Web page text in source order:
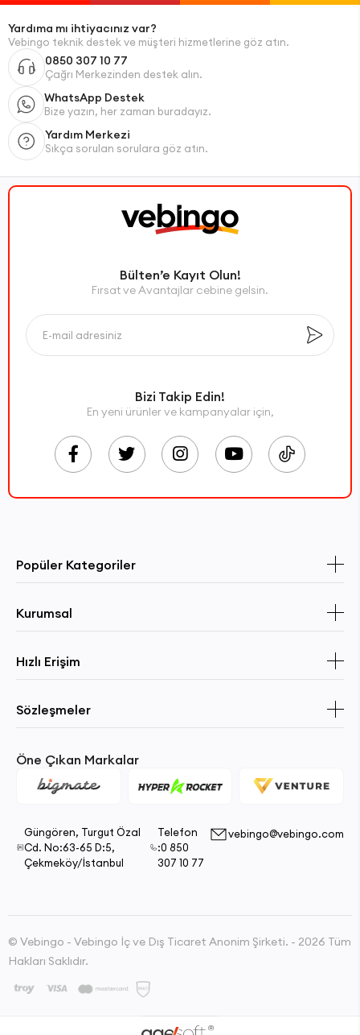
Yardıma mı ihtiyacınız var?
Vebingo teknik destek ve müşteri hizmetlerine göz atın.
0850 307 10 77
Çağrı Merkezinden destek alın.
WhatsApp Destek
Bize yazın, her zaman buradayız.
Yardım Merkezi
Sıkça sorulan sorulara göz atın.
Bülten’e Kayıt Olun!
Fırsat ve Avantajlar cebine gelsin.
Bizi Takip Edin!
En yeni ürünler ve kampanyalar için,
Popüler Kategoriler
Kurumsal
Hızlı Erişim
Sözleşmeler
Öne Çıkan Markalar
Güngören, Turgut Özal
Cd. No:63-65 D:5,
Çekmeköy/İstanbul
Telefon
:0 850
307 10 77
vebingo@vebingo.com
© Vebingo - Vebingo İç ve Dış Ticaret Anonim Şirketi. - 2026 Tüm
Hakları Saklıdır.